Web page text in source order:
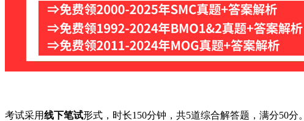
考试采用线下笔试形式，时长150分钟，共5道综合解答题，满分50分。